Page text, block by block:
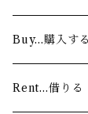
Lesson…お稽
Authentic…舞
Modern…ダン
Buy…購入する
Custom
Rent…借りる